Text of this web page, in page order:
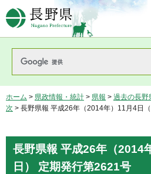
長野県Nagano
ホーム > 県政情報・統計 > 県報 > 過去の長野
次 > 長野県報 平成26年（2014年）11月4日
長野県報 平成26年（2014
日） 定期発行第2621号